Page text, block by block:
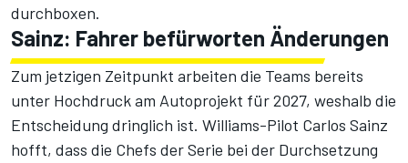
durchboxen.
Sainz: Fahrer befürworten Änderungen
Zum jetzigen Zeitpunkt arbeiten die Teams bereits
unter Hochdruck am Autoprojekt für 2027, weshalb die
Entscheidung dringlich ist. Williams-Pilot Carlos Sainz
hofft, dass die Chefs der Serie bei der Durchsetzung